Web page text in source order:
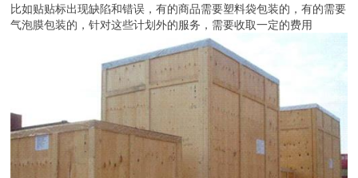
比如贴贴标出现缺陷和错误，有的商品需要塑料袋包装的，有的需要
气泡膜包装的，针对这些计划外的服务，需要收取一定的费用